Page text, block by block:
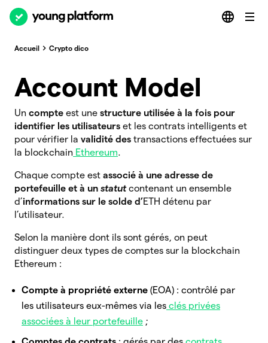
Accueil Crypto dico
Account Model
Un compte est une structure utilisée à la fois pour
identifier les utilisateurs et les contrats intelligents et
pour vérifier la validité des transactions effectuées sur
la blockchain Ethereum.
Chaque compte est associé à une adresse de
portefeuille et à un statutcontenant un ensemble
d’informations sur le solde d’ETH détenu par
l’utilisateur.
Selon la manière dont ils sont gérés, on peut
distinguer deux types de comptes sur la blockchain
Ethereum :
Compte à propriété externe (EOA) : contrôlé par
les utilisateurs eux-mêmes via les clés privées
associées à leur portefeuille ;